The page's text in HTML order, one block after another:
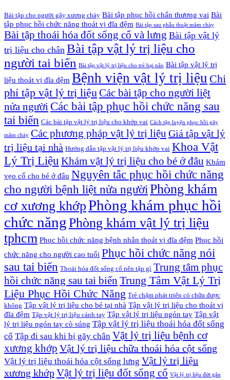
Bài tập cho người gãy xương chày Bài tập phục hồi chấn thương vai Bài
tập phục hồi chức năng thoát vị đĩa đệm Bài tập sau phẫu thuật mâm chày
Bài tập thoái hóa đốt sống cổ và lưng Bài tập vật lý
trị liệu cho chân Bài tập vật lý trị liệu cho
người tai biến Bài tập vật lý trị liệu cho trẻ bại não Bài tập vật lý trị
liệu thoát vị đĩa đệm Bệnh viện vật lý trị liệu Chi
phí tập vật lý trị liệuCác bài tập cho người liệt
nửa người Các bài tập phục hồi chức năng sau
tai biến Các bài tập vật lý trị liệu cho khớp vai Cách tập luyện phục hồi gãy
mâm chày Các phương pháp vật lý trị liệu Giá tập vật lý
trị liệu tại nhà Hướng dẫn tập vật lý trị liệu khớp vai Khoa Vật
Lý Trị Liệu Khám vật lý trị liệu cho bé ở đâu Khám
vẹo cổ cho bé ở đâu Nguyên tắc phục hồi chức năng
cho người bệnh liệt nửa ngườiPhòng khám
cơ xương khớpPhòng khám phục hồi
chức năngPhòng khám vật lý trị liệu
tphcm Phục hồi chức năng bệnh nhân thoát vị đĩa đệm Phục hồi
chức năng cho người cao tuổi Phục hồi chức năng nói
sau tai biến Thoái hóa đốt sống cổ nên tập gì Trung tâm phục
hồi chức năng sau tai biến Trung Tâm Vật Lý Trị
Liệu Phục Hồi Chức Năng Trẻ chậm phát triển có chữa được
không Tập vật lý trị liệu cho bé tại nhà Tập vật lý trị liệu cho thoát vị
đĩa đệm Tập vật lý trị liệu cánh tay Tập vật lý trị liệu ngón tay Tập vật
lý trị liệu ngón tay cò súng Tập vật lý trị liệu thoái hóa đốt sống
cổ Tập đi sau khi bị gãy chân Vật lý trị liệu bệnh cơ
xương khớp Vật lý trị liệu chữa thoái hóa cột sống
Vật lý trị liệu thoái hóa cột sống lưng Vật lý trị liệu
xương khớpVật lý trị liệu đốt sống cổ Vật lý trị liệu đứt gân